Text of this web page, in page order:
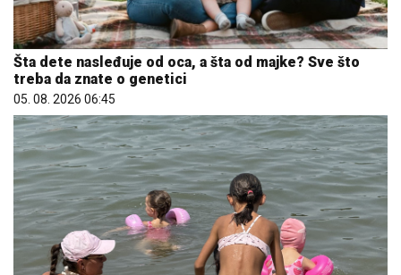
Šta dete nasleđuje od oca, a šta od majke? Sve što
treba da znate o genetici
05. 08. 2026 06:45